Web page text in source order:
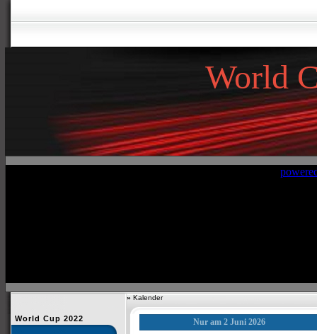
World
» Kalender
World Cup 2022 Nur am 2 Juni 2026